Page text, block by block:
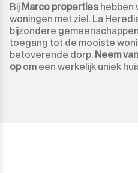
Ronda
San Diego
San Enrique
Kappers
Aparthotel
Bedrijfsgebouwen
Bij Marco properties hebben
woningen met ziel. La
bijzondere
toegang tot de mooiste
betoverende dorp. Neem
opom een werkelijk uniek